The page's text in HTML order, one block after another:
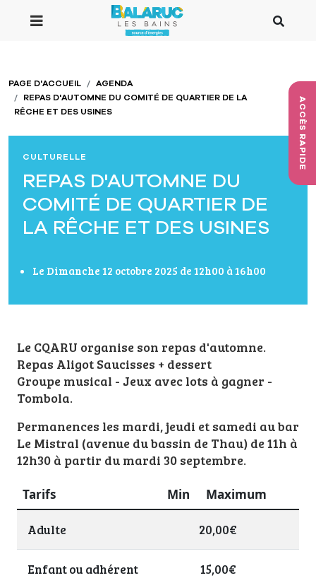
ACCÈS RAPIDE
PAGE D'ACCUEIL
AGENDA
REPAS D'AUTOMNE DU COMITÉ DE QUARTIER DE LA
RÊCHE ET DES USINES
CULTURELLE
REPAS D'AUTOMNE DU
COMITÉ DE QUARTIER DE
LA RÊCHE ET DES USINES
Le Dimanche 12 octobre 2025 de 12h00 à 16h00
Le CQARU organise son repas d'automne.
Repas Aligot Saucisses + dessert
Groupe musical - Jeux avec lots à gagner -
Tombola.
Permanences les mardi, jeudi et samedi au bar
Le Mistral (avenue du bassin de Thau) de 11h à
12h30 à partir du mardi 30 septembre.
Tarifs Min Maximum
Adulte 20,00€
Enfant ou adhérent 15,00€